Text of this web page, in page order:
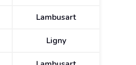
Lambusart
Ligny